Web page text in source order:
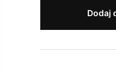
Dodaj